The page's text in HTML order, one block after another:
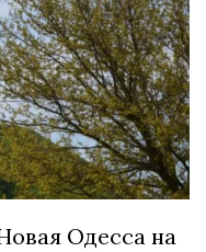
Одесса на